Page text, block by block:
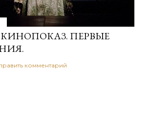
КИНОПОКАЗ. ПЕРВЫЕ
комментарий